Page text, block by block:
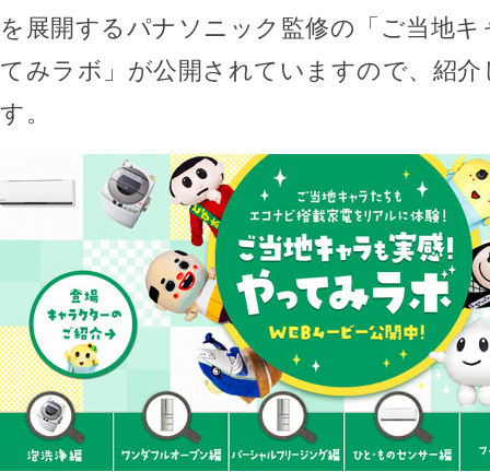
を展開するパナソニック監修の「ご当地
てみラボ」が公開されていますので、紹
す。